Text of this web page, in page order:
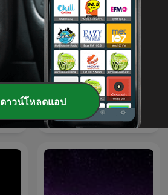
爱粤之城CantonLand
ดาวน์โหลดแอป